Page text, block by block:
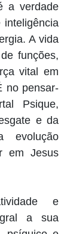
a verdade
inteligência
A vida
funções,
vital em
no pensar-
Psique,
e da
evolução
em Jesus
e
a sua